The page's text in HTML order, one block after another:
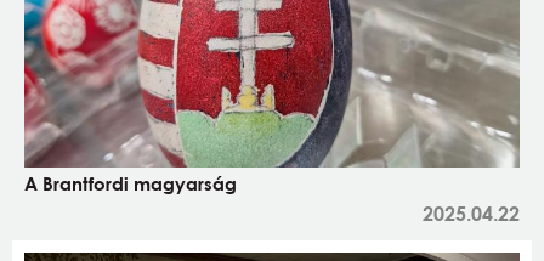
A Brantfordi magyarság
2025.04.22